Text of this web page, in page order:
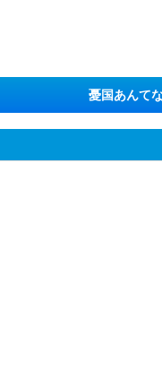
憂国あんて